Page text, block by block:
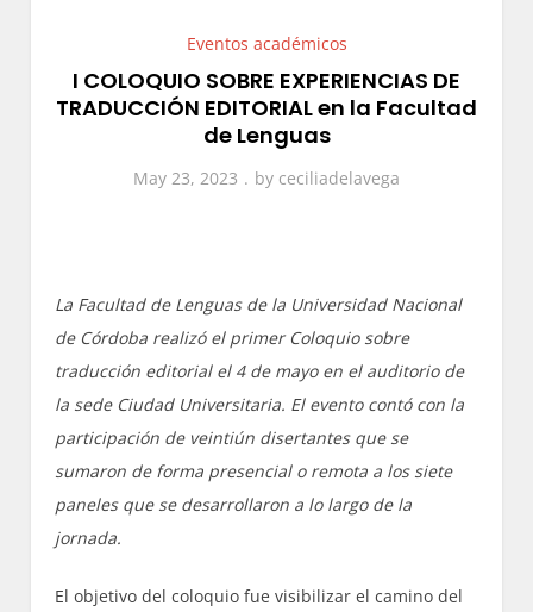
Eventos académicos
I COLOQUIO SOBRE EXPERIENCIAS DE
TRADUCCIÓN EDITORIAL en la Facultad
de Lenguas
May 23, 2023 by ceciliadelavega
La Facultad de Lenguas de la Universidad Nacional
de Córdoba realizó el primer Coloquio sobre
traducción editorial el 4 de mayo en el auditorio de
la sede Ciudad Universitaria. El evento contó con la
participación de veintiún disertantes que se
sumaron de forma presencial o remota a los siete
paneles que se desarrollaron a lo largo de la
jornada.
El objetivo del coloquio fue visibilizar el camino del